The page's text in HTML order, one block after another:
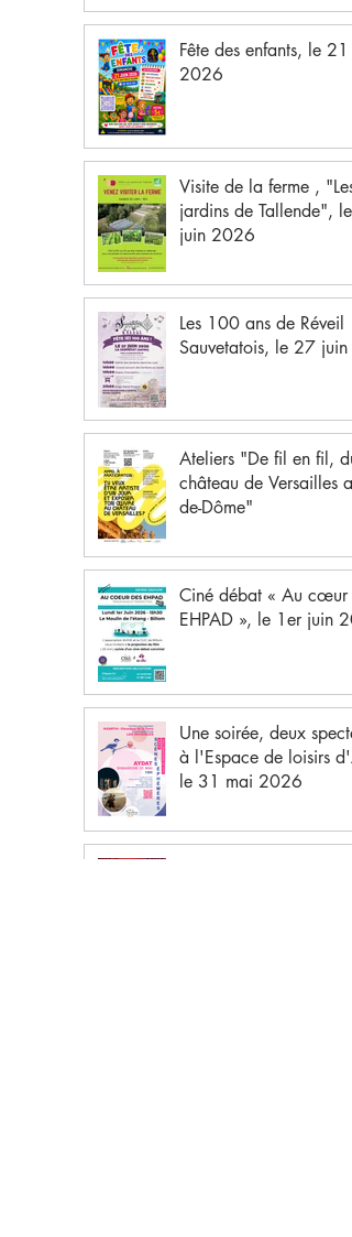
Fête des enfants, le 21
2026
Visite de la ferme , "Les
jardins de Tallende", le
juin 2026
Les 100 ans de Réveil
Sauvetatois, le 27 juin
Ateliers "De fil en fil, du
château de Versailles
de-Dôme"
Ciné débat « Au cœur
EHPAD », le 1er juin
Une soirée, deux
à l'Espace de loisirs
le 31 mai 2026